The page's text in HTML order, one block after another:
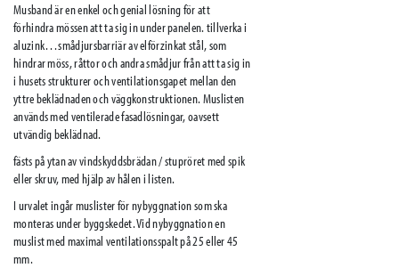
Musband är en enkel och genial lösning för att
förhindra mössen att ta sig in under panelen. tillverka i
aluzink…smådjursbarriär av elförzinkat stål, som
hindrar möss, råttor och andra smådjur från att ta sig in
i husets strukturer och ventilationsgapet mellan den
yttre beklädnaden och väggkonstruktionen. Muslisten
används med ventilerade fasadlösningar, oavsett
utvändig beklädnad.
fästs på ytan av vindskyddsbrädan / stupröret med spik
eller skruv, med hjälp av hålen i listen.
I urvalet ingår muslister för nybyggnation som ska
monteras under byggskedet. Vid nybyggnation en
muslist med maximal ventilationsspalt på 25 eller 45
mm.